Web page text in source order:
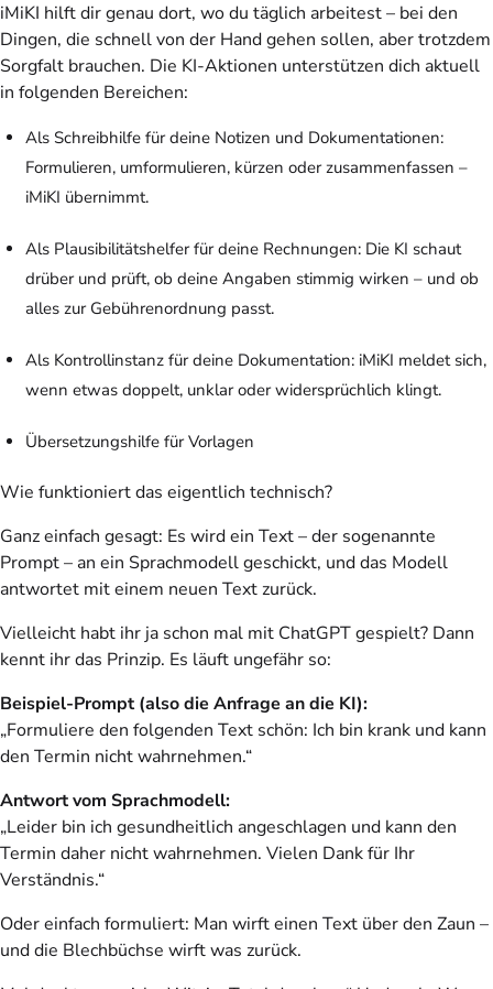
iMiKI hilft dir genau dort, wo du täglich arbeitest – bei den
Dingen, die schnell von der Hand gehen sollen, aber trotzdem
Sorgfalt brauchen. Die KI-Aktionen unterstützen dich aktuell
in folgenden Bereichen:
Als Schreibhilfe für deine Notizen und Dokumentationen:
Formulieren, umformulieren, kürzen oder zusammenfassen –
iMiKI übernimmt.
Als Plausibilitätshelfer für deine Rechnungen: Die KI schaut
drüber und prüft, ob deine Angaben stimmig wirken – und ob
alles zur Gebührenordnung passt.
Als Kontrollinstanz für deine Dokumentation: iMiKI meldet sich,
wenn etwas doppelt, unklar oder widersprüchlich klingt.
Übersetzungshilfe für Vorlagen
Wie funktioniert das eigentlich technisch?
Ganz einfach gesagt: Es wird ein Text – der sogenannte
Prompt – an ein Sprachmodell geschickt, und das Modell
antwortet mit einem neuen Text zurück.
Vielleicht habt ihr ja schon mal mit ChatGPT gespielt? Dann
kennt ihr das Prinzip. Es läuft ungefähr so:
Beispiel-Prompt (also die Anfrage an die KI):
„Formuliere den folgenden Text schön: Ich bin krank und kann
den Termin nicht wahrnehmen.“
Antwort vom Sprachmodell:
„Leider bin ich gesundheitlich angeschlagen und kann den
Termin daher nicht wahrnehmen. Vielen Dank für Ihr
Verständnis.“
Oder einfach formuliert: Man wirft einen Text über den Zaun –
und die Blechbüchse wirft was zurück.